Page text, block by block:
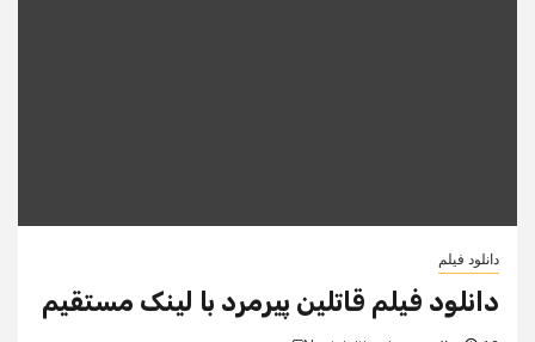
دانلود فیلم
دانلود فیلم قاتلین پیرمرد با لینک مستقیم